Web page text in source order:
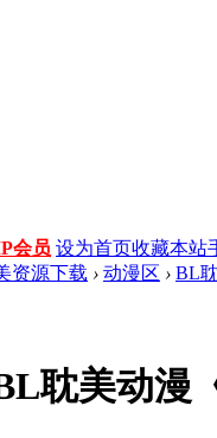
会员 设为首页收藏本站
资源下载 › 动漫区 › BL
耽美动漫